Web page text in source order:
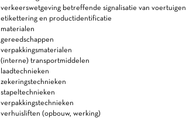
verkeerswetgeving betreffende signalisatie van voertuigen
etikettering en productidentificatie
materialen
gereedschappen
verpakkingsmaterialen
(interne) transportmiddelen
laadtechnieken
zekeringstechnieken
stapeltechnieken
verpakkingstechnieken
verhuisliften (opbouw, werking)